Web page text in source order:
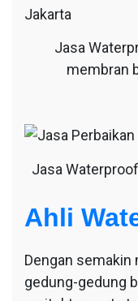
Jasa
membran
Jasa
Ahli
Dengan semakin
gedung-gedung